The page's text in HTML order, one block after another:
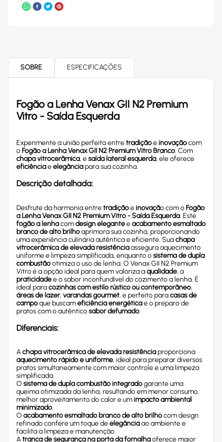
SOBRE ESPECIFICAÇÕES
Fogão a Lenha Venax GII N2 Premium
Vitro - Saída Esquerda
Experimente a união perfeita entretradiçãoeinovaçãocom
oFogão a Lenha Venax GII N2 Premium Vitro Branco. Com
chapa vitrocerâmica, esaída lateral esquerda, ele oferece
eficiênciaeelegânciapara sua cozinha.
Descrição detalhada:
Desfrute da harmonia entretradiçãoeinovação com oFogão
a Lenha Venax GII N2 Premium Vitro - Saída Esquerda. Este
fogão a lenhacomdesign eleganteeacabamento esmaltado
branco de alto brilhoaprimora sua cozinha, proporcionando
uma experiência culinária autêntica e eficiente. Suachapa
vitrocerâmica de elevada resistênciaassegura aquecimento
uniforme e limpeza simplificada, enquanto osistema de dupla
combustãootimiza o uso de lenha. O Venax GII N2 Premium
Vitro é a opção ideal para quem valoriza aqualidade, a
praticidadee o sabor inconfundível do cozimento a lenha. É
ideal paracozinhas com estilo rústico ou contemporâneo,
áreas de lazer, varandas gourmet, e perfeito paracasas de
campoque buscameficiência energéticae o preparo de
pratos com o autênticosabor defumado.
Diferenciais:
Achapa vitrocerâmica de elevada resistênciaproporciona
aquecimento rápido e uniforme, ideal para preparar diversos
pratos simultaneamente com maior controle e uma limpeza
simplificada.
Osistema de dupla combustão integradogarante uma
queima otimizada da lenha, resultando em menor consumo,
melhor aproveitamento do calor e umimpacto ambiental
minimizado.
Oacabamento esmaltado branco de alto brilhocom design
refinado confere um toque deelegânciaao ambiente e
facilita a limpeza e manutenção.
Atranca de segurança na porta da fornalhaoferece maior